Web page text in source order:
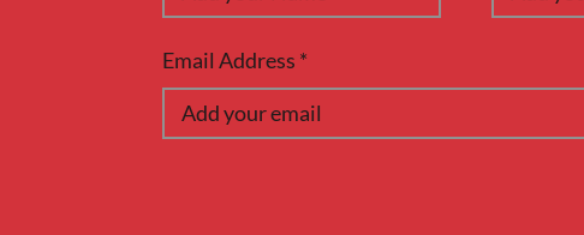
Email Address